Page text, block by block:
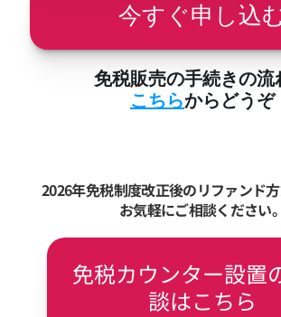
免税販売の手続きの流
こちらからどうぞ
今すぐ申し込
2026年免税制度改正後のリファンド方
お気軽にご相談ください。
免税カウンター設置
談はこちら